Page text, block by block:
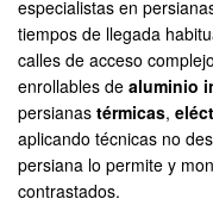
especialistas en
tiempos de llegada
calles de acceso
enrollables de aluminio
persianas térmicas,
aplicando técnicas no
persiana lo permite y
contrastados.